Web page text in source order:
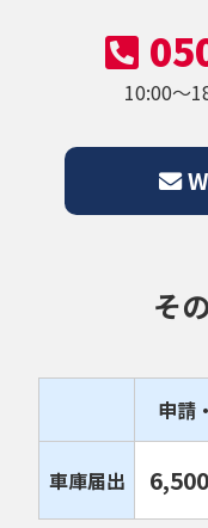
10:00～
そ
申請
車庫届出 6,500